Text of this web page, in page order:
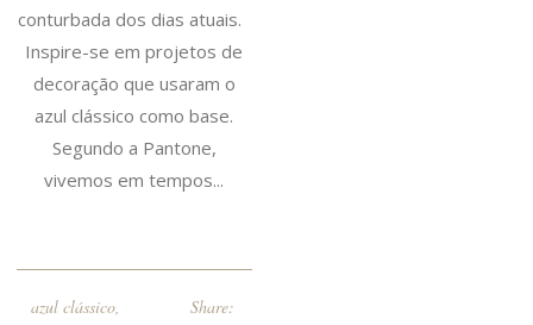
conturbada dos dias atuais.
Inspire-se em projetos de
decoração que usaram o
azul clássico como base.
Segundo a Pantone,
vivemos em tempos...
azul clássico,
Share: